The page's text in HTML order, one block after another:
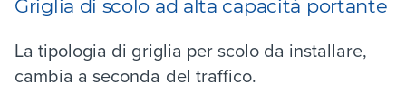
Griglia di scolo ad alta capacità portante
La tipologia di griglia per scolo da installare,
cambia a seconda del traffico.